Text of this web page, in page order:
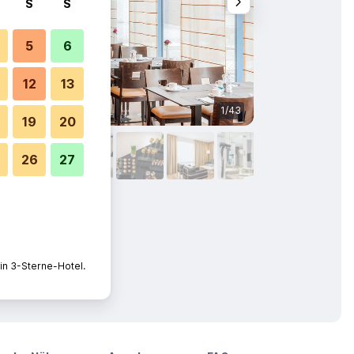
1/43
S S
5 6
12 13
19 20
26 27
3-Sterne-Hotel.